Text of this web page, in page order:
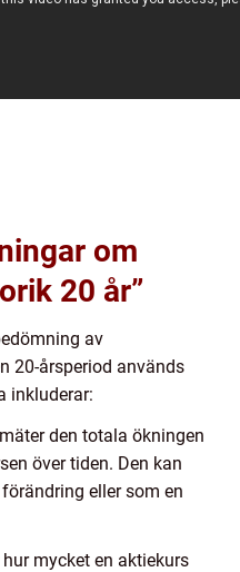
om
20 år”
av
20-årsperiod används
inkluderar:
den totala ökningen
över tiden. Den kan
eller som en
mycket en aktiekurs